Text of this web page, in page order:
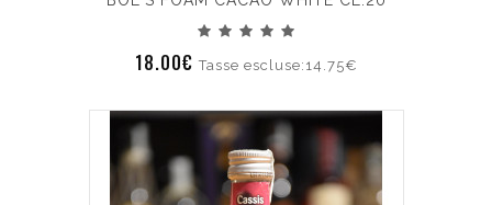
18.00€Tasse escluse:14.75€